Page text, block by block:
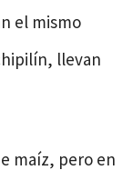
el mismo
llevan
maíz, pero en